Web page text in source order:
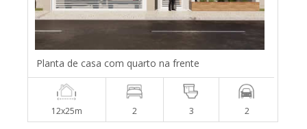
Planta de casa com quarto na frente
12x25m 2 3 2